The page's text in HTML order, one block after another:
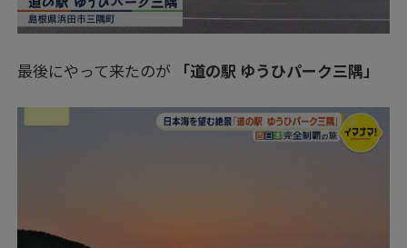
最後にやって来たのが 「道の駅 ゆうひパーク三隅」